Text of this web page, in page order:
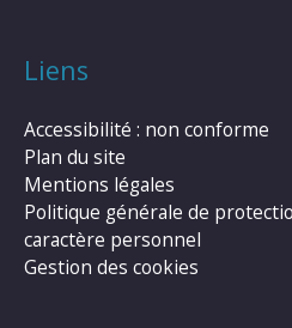
Liens
Accessibilité : non conforme
Plan du site
Mentions légales
Politique générale de
caractère personnel
Gestion des cookies